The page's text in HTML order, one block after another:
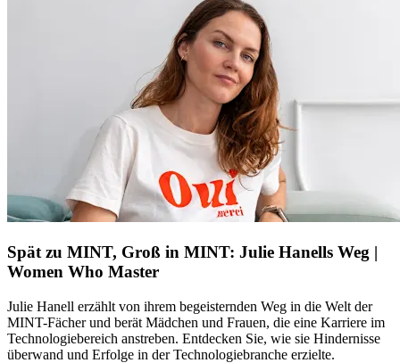
Spät zu MINT, Groß in MINT: Julie Hanells Weg |
Women Who Master
Julie Hanell erzählt von ihrem begeisternden Weg in die Welt der
MINT-Fächer und berät Mädchen und Frauen, die eine Karriere im
Technologiebereich anstreben. Entdecken Sie, wie sie Hindernisse
überwand und Erfolge in der Technologiebranche erzielte.